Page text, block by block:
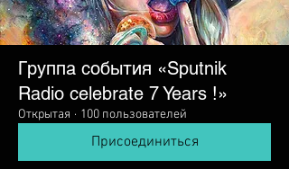
Группа события «Sputnik
Radio сelebrate 7 Years !»
Открытая · 100 пользователей
Присоединиться